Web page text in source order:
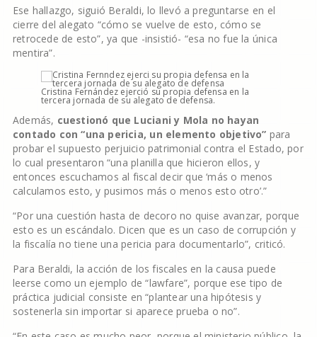
Ese hallazgo, siguió Beraldi, lo llevó a preguntarse en el
cierre del alegato “cómo se vuelve de esto, cómo se
retrocede de esto”, ya que -insistió- “esa no fue la única
mentira”.
Cristina Fernández ejerció su propia defensa en la
tercera jornada de su alegato de defensa.
Además, cuestionó que Luciani y Mola no hayan
contado con “una pericia, un elemento objetivo” para
probar el supuesto perjuicio patrimonial contra el Estado, por
lo cual presentaron “una planilla que hicieron ellos, y
entonces escuchamos al fiscal decir que ‘más o menos
calculamos esto, y pusimos más o menos esto otro’.”
“Por una cuestión hasta de decoro no quise avanzar, porque
esto es un escándalo. Dicen que es un caso de corrupción y
la fiscalía no tiene una pericia para documentarlo”, criticó.
Para Beraldi, la acción de los fiscales en la causa puede
leerse como un ejemplo de “lawfare”, porque ese tipo de
práctica judicial consiste en “plantear una hipótesis y
sostenerla sin importar si aparece prueba o no”.